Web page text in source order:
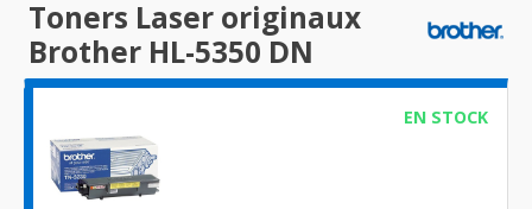
Toners Laser originaux
Brother HL-5350 DN
EN STOCK